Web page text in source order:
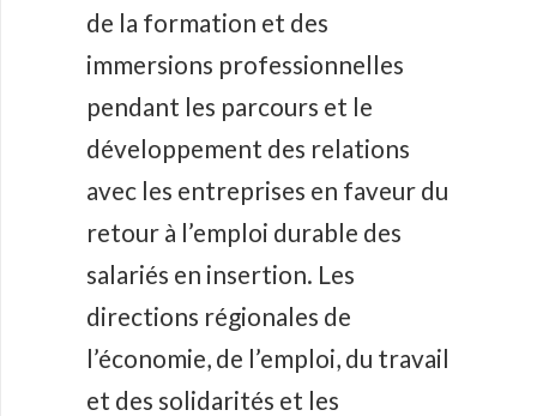
de la formation et des
immersions professionnelles
pendant les parcours et le
développement des relations
avec les entreprises en faveur du
retour à l’emploi durable des
salariés en insertion. Les
directions régionales de
l’économie, de l’emploi, du travail
et des solidarités et les